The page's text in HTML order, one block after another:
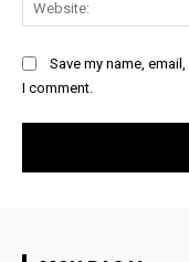
Save my name,
I comment.